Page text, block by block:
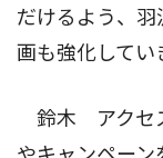
だけるよう、
画も強化してい
鈴木 アクセ